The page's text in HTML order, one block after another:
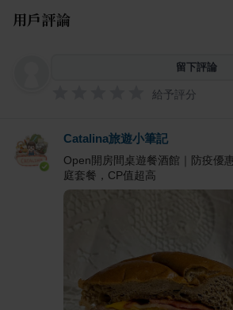
用戶評論
留下評論
給予評分
Catalina旅遊小筆記
Open開房間桌遊餐酒館｜防疫優
庭套餐，CP值超高